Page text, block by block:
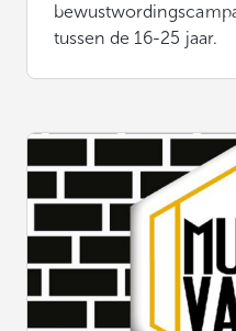
tussen de 16-25 jaar.